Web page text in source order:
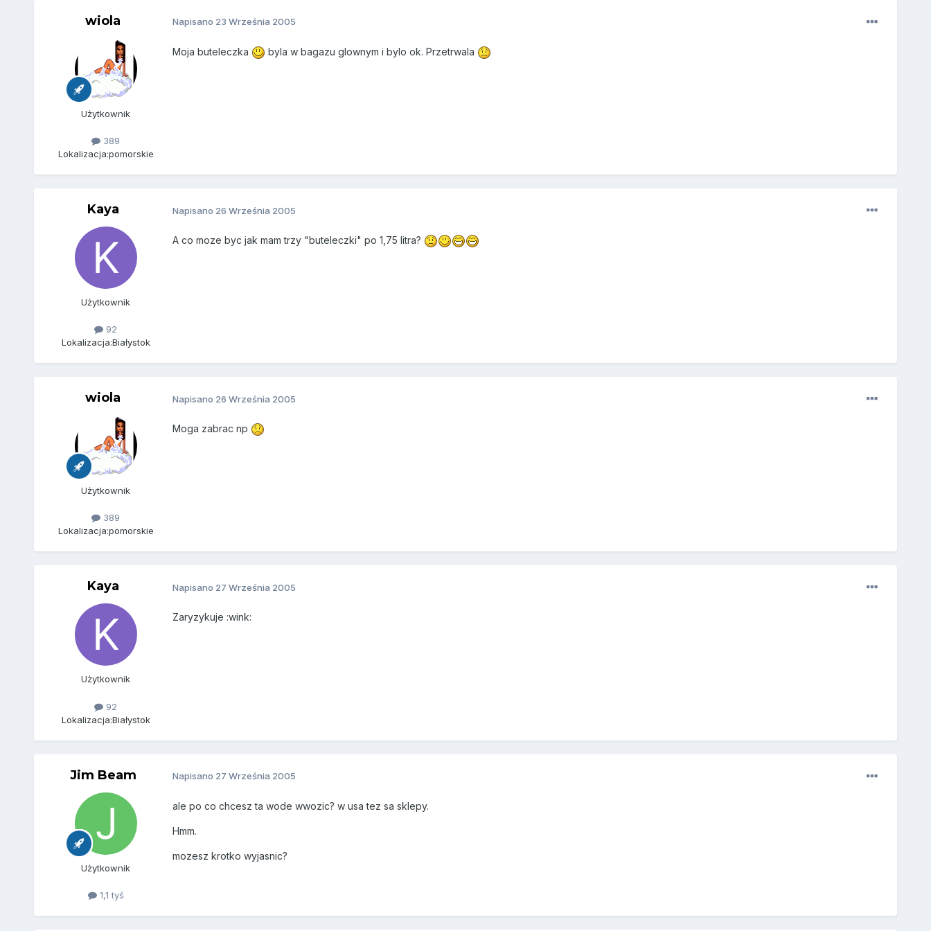
wiola
Użytkownik
389
Lokalizacja:pomorskie
Napisano 23 Września 2005
Moja buteleczka byla w bagazu glownym i bylo ok. Przetrwala
Kaya
Użytkownik
92
Lokalizacja:Białystok
Napisano 26 Września 2005
A co moze byc jak mam trzy "buteleczki" po 1,75 litra?
wiola
Użytkownik
389
Lokalizacja:pomorskie
Napisano 26 Września 2005
Moga zabrac np
Kaya
Użytkownik
92
Lokalizacja:Białystok
Napisano 27 Września 2005
Zaryzykuje :wink:
Jim Beam
Użytkownik
1,1 tyś
Napisano 27 Września 2005
ale po co chcesz ta wode wwozic? w usa tez sa sklepy.
Hmm.
mozesz krotko wyjasnic?